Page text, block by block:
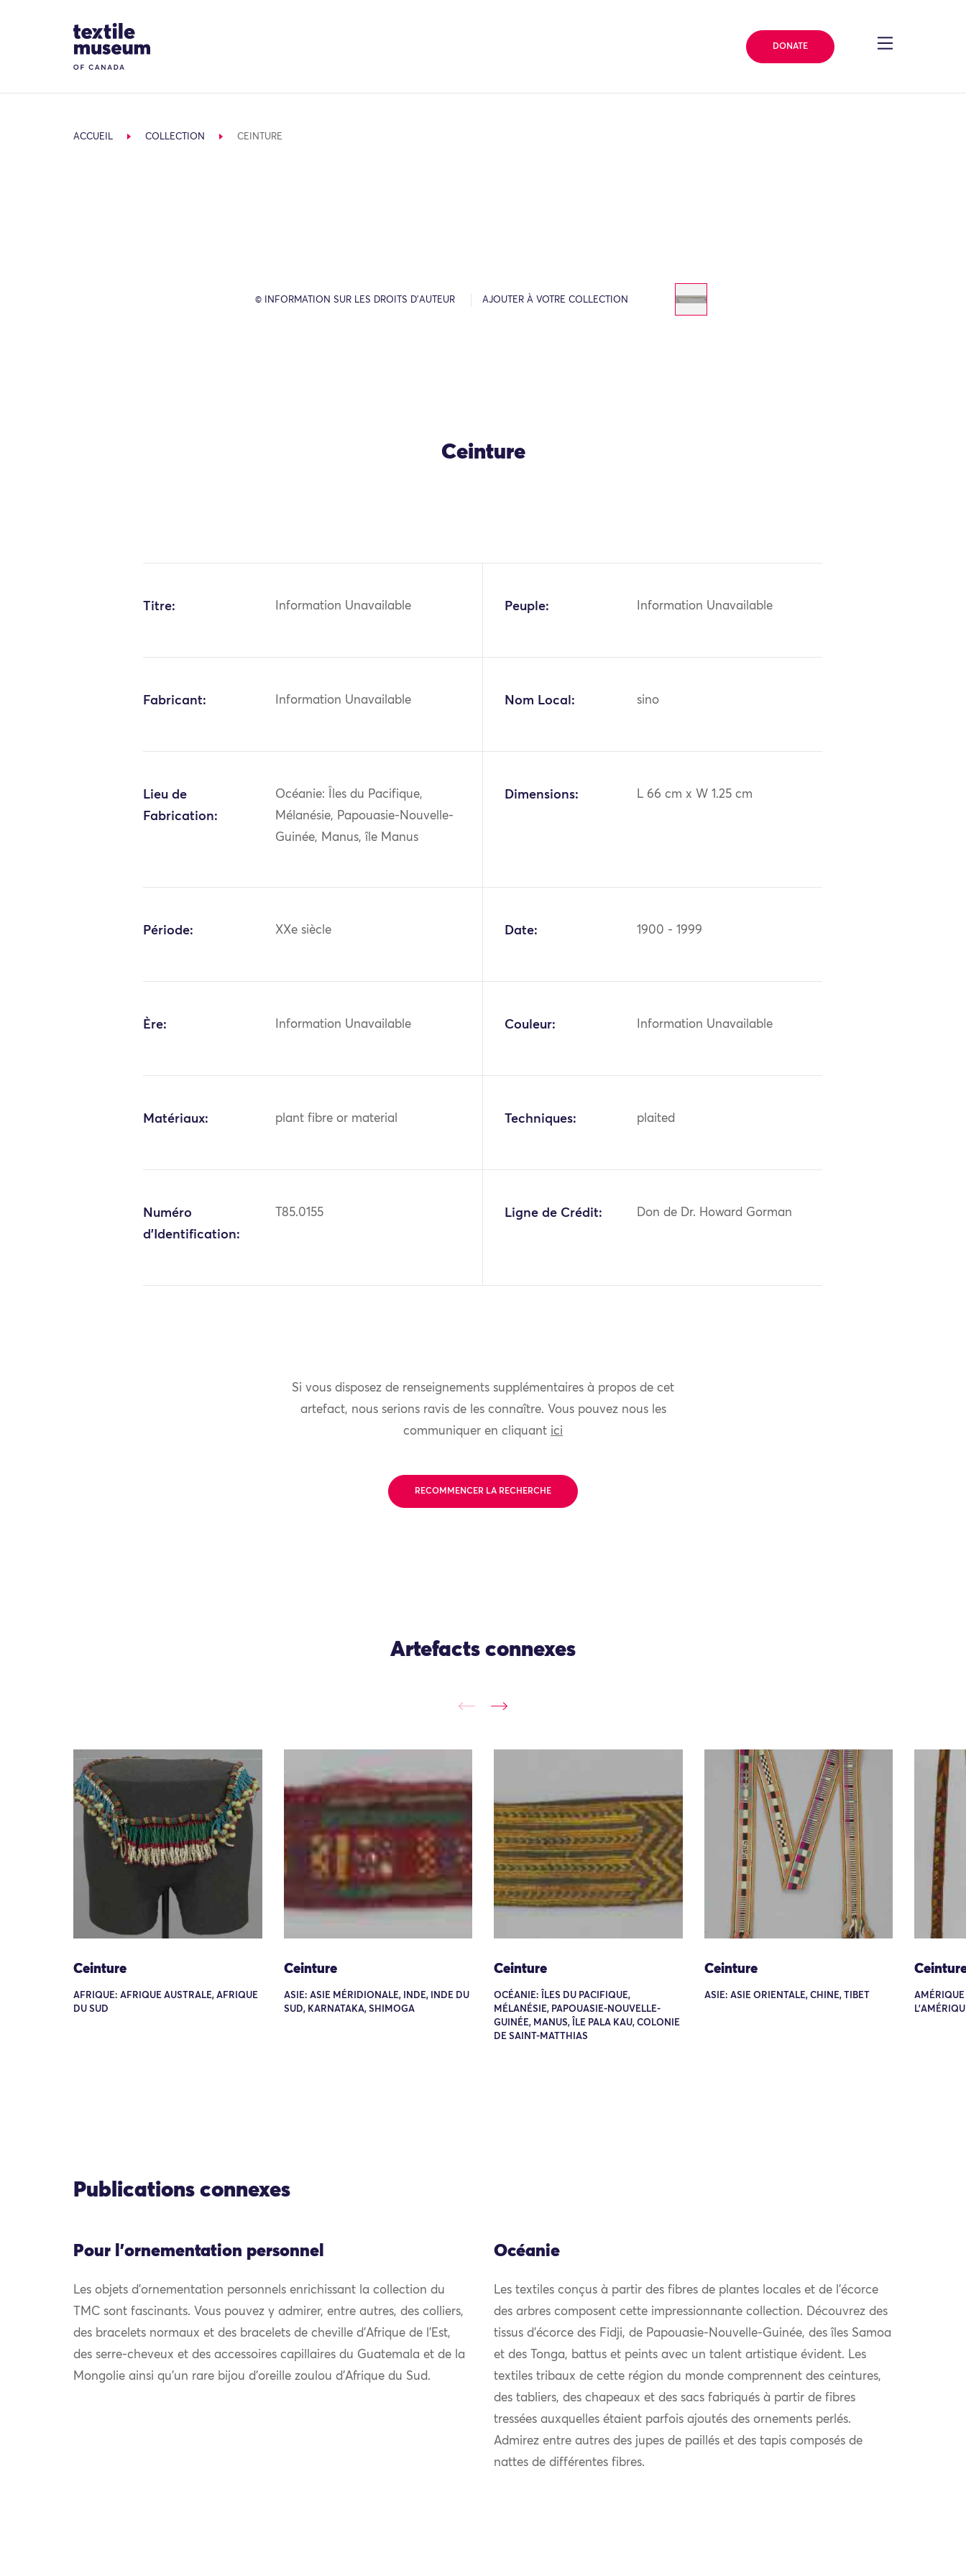
Site Logo
DONATE
ACCUEIL COLLECTION CEINTURE
© INFORMATION SUR LES DROITS D’AUTEUR AJOUTER À VOTRE COLLECTION
Ceinture
Titre: Information Unavailable Peuple: Information Unavailable
Fabricant: Information Unavailable Nom Local: sino
Lieu de
Fabrication:
Océanie: Îles du Pacifique,
Mélanésie, Papouasie-Nouvelle-
Guinée, Manus, île Manus
Dimensions: L 66 cm x W 1.25 cm
Période: XXe siècle Date: 1900 - 1999
Ère: Information Unavailable Couleur: Information Unavailable
Matériaux: plant fibre or material Techniques: plaited
Numéro
d'Identification:
T85.0155 Ligne de Crédit: Don de Dr. Howard Gorman
Si vous disposez de renseignements supplémentaires à propos de cet
artefact, nous serions ravis de les connaître. Vous pouvez nous les
communiquer en cliquant ici
RECOMMENCER LA RECHERCHE
Artefacts connexes
Ceinture
AFRIQUE: AFRIQUE AUSTRALE, AFRIQUE
DU SUD
Ceinture
ASIE: ASIE MÉRIDIONALE, INDE, INDE DU
SUD, KARNATAKA, SHIMOGA
Ceinture
OCÉANIE: ÎLES DU PACIFIQUE,
MÉLANÉSIE, PAPOUASIE-NOUVELLE-
GUINÉE, MANUS, ÎLE PALA KAU, COLONIE
DE SAINT-MATTHIAS
Ceinture
ASIE: ASIE ORIENTALE, CHINE, TIBET
AMÉRIQUE
Publications connexes
Pour l'ornementation personnel
Les objets d’ornementation personnels enrichissant la collection du
TMC sont fascinants. Vous pouvez y admirer, entre autres, des colliers,
des bracelets normaux et des bracelets de cheville d’Afrique de l’Est,
des serre-cheveux et des accessoires capillaires du Guatemala et de la
Mongolie ainsi qu’un rare bijou d’oreille zoulou d’Afrique du Sud.
Océanie
Les textiles conçus à partir des fibres de plantes locales et de l’écorce
des arbres composent cette impressionnante collection. Découvrez des
tissus d’écorce des Fidji, de Papouasie-Nouvelle-Guinée, des îles Samoa
et des Tonga, battus et peints avec un talent artistique évident. Les
textiles tribaux de cette région du monde comprennent des ceintures,
des tabliers, des chapeaux et des sacs fabriqués à partir de fibres
tressées auxquelles étaient parfois ajoutés des ornements perlés.
Admirez entre autres des jupes de paillés et des tapis composés de
nattes de différentes fibres.